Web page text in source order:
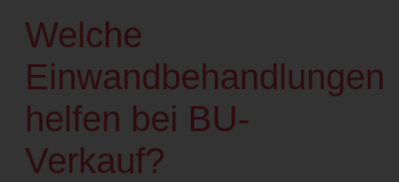
Welche
Einwandbehandlungen
helfen bei BU-
Verkauf?